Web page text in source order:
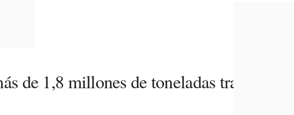
de 1,8 millones de toneladas tratadas